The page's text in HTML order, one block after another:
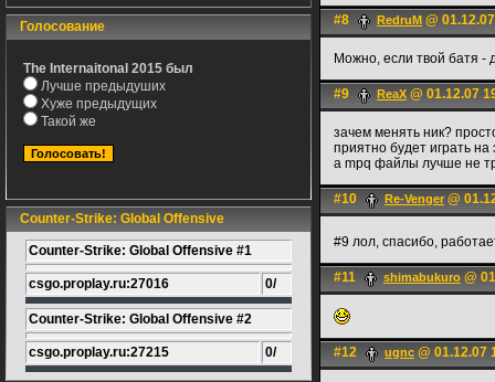
Голосование
The Internaitonal 2015 был
Лучше предыдуших
Хуже предыдущих
Такой же
Counter-Strike: Global Offensive
Counter-Strike: Global Offensive #1
csgo.proplay.ru:27016 0/
Counter-Strike: Global Offensive #2
csgo.proplay.ru:27215 0/
#8 RedruM @
Можно, если твой батя -
#9 ReaX @ 01.12.07
зачем менять ник?
приятно будет играть на
а mpq файлы лучше не
#10 Re-Venger @
#9 лол, спасибо,
#11 shimabukuro @
#12 ugnc @ 01.12.07